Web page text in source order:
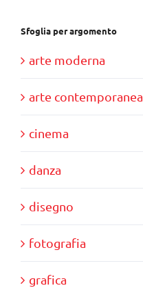
Sfoglia per argomento
arte moderna
arte contemporanea
cinema
danza
disegno
fotografia
grafica